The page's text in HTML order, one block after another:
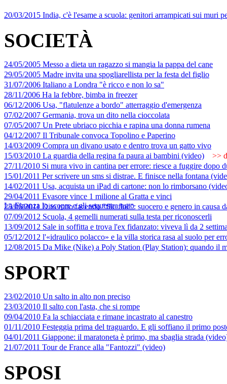
20/03/2015 India, c'è l'esame a scuola: genitori arrampicati sui muri
SOCIETÀ
24/05/2005 Messo a dieta un ragazzo si mangia la pappa del cane
29/05/2005 Madre invita una spogliarellista per la festa del figlio
31/07/2006 Italiano a Londra "è ricco e non lo sa"
28/11/2006 Ha la febbre, bimba in freezer
06/12/2006 Usa, "flatulenze a bordo" atterraggio d'emergenza
07/02/2007 Germania, trova un dito nella cioccolata
07/05/2007 Un Prete ubriaco picchia e rapina una donna rumena
04/12/2007 Il Tribunale convoca Topolino e Paperino
14/03/2009 Compra un divano usato e dentro trova un gatto vivo
15/03/2010 La guardia della regina fa paura ai bambini (video)
>>
27/11/2010 Si mura vivo in cantina per errore: riesce a fuggire dopo
15/01/2011 Per scrivere un sms si distrae. E finisce nella fontana
14/02/2011 Usa, acquista un iPad di cartone: non lo rimborsano
29/04/2011 Evasore vince 1 milione al Gratta e vinci
La Finanza lo scopre e gli sequestra tutto
25/06/2011 Dito rotto facendo "flic floc": suocero e genero in causa
07/09/2012 Scuola, 4 gemelli numerati sulla testa per riconoscerli
13/09/2012 Sale in soffitta e trova l'ex fidanzato: viveva lì da 2
05/12/2012 l'«idraulico polacco» e la villa storica rasa al suolo per
12/08/2015 Da Mike (Nike) a Poly Station (Play Station): quando il
SPORT
23/02/2010 Un salto in alto non preciso
23/03/2010 Il salto con l'asta, che si rompe
09/04/2010 Fa la schiacciata e rimane incastrato al canestro
01/11/2010 Festeggia prima del traguardo. E gli soffiano il primo
04/01/2011 Giappone: il maratoneta è primo, ma sbaglia strada
21/07/2011 Tour de France alla "Fantozzi" (video)
SPOSI